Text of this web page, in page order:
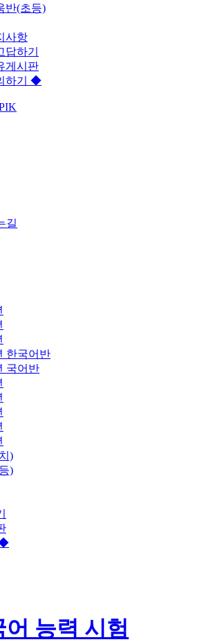
반(초등)
사항
답하기
게시판
하기 ◆
길
한국어반
국어반
)
)
◆
능력 시험